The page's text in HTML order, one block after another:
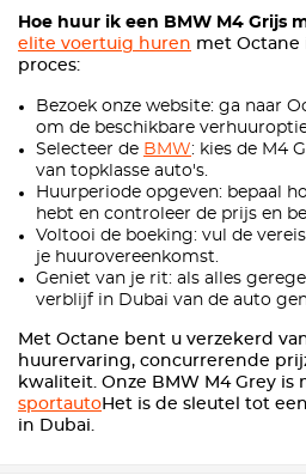
Hoe huur ik een BMW M4 Grijs
elite voertuig huren met Octane
proces:
Bezoek onze website: ga naar
om de beschikbare
Selecteer de BMW: kies de M4
van topklasse auto's.
Huurperiode opgeven: bepaal
hebt en controleer de prijs en
Voltooi de boeking: vul de
je huurovereenkomst.
Geniet van je rit: als alles
verblijf in Dubai van de auto
Met Octane bent u verzekerd
huurervaring, concurrerende
kwaliteit. Onze BMW M4 Grey is
sportautoHet is de sleutel tot
in Dubai.